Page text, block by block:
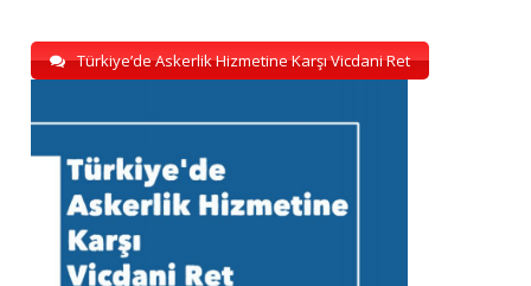
Türkiye’de Askerlik Hizmetine Karşı Vicdani Ret